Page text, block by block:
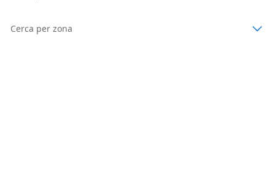
Cerca per zona